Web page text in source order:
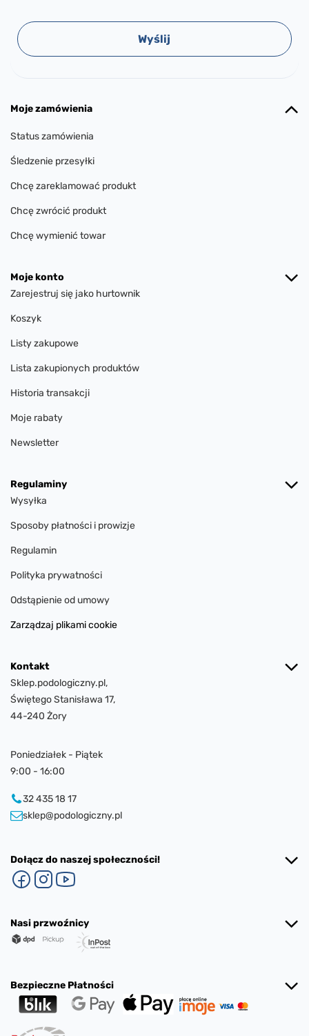
Wyślij
Moje zamówienia
Status zamówienia
Śledzenie przesyłki
Chcę zareklamować produkt
Chcę zwrócić produkt
Chcę wymienić towar
Moje konto
Zarejestruj się jako hurtownik
Koszyk
Listy zakupowe
Lista zakupionych produktów
Historia transakcji
Moje rabaty
Newsletter
Regulaminy
Wysyłka
Sposoby płatności i prowizje
Regulamin
Polityka prywatności
Odstąpienie od umowy
Zarządzaj plikami cookie
Kontakt
Sklep.podologiczny.pl,
Świętego Stanisława 17,
44-240 Żory
Poniedziałek - Piątek
9:00 - 16:00
32 435 18 17
sklep@podologiczny.pl
Dołącz do naszej społeczności!
Nasi przwoźnicy
Bezpieczne Płatności